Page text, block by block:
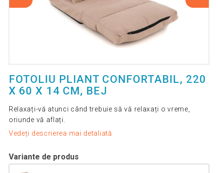
FOTOLIU PLIANT CONFORTABIL, 220
X 60 X 14 CM, BEJ
Relaxați-vă atunci când trebuie să vă relaxați o vreme,
oriunde vă aflați.
Vedeți descrierea mai detaliată
Variante de produs